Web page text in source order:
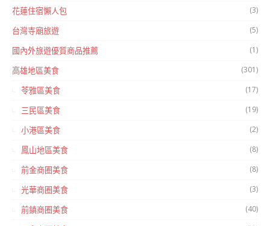
花蓮住宿懶人包 (3)
台灣寺廟旅遊 (5)
國內外旅遊優質商品推薦 (1)
高雄地區美食 (301)
苓雅區美食 (17)
三民區美食 (19)
小港區美食 (2)
鳳山地區美食 (8)
前金商圈美食 (8)
光華商圈美食 (3)
前鎮商圈美食 (40)